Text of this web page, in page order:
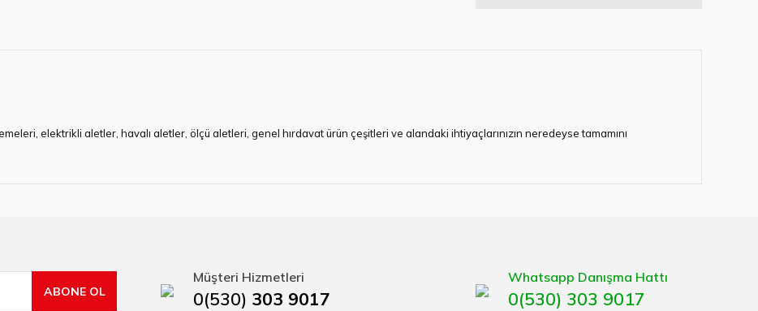
elektrikli aletler, havalı aletler, ölçü aletleri, genel hırdavat ürün çeşitleri ve alandaki ihtiyaçlarınızın neredeyse tamamını
boru kesiciler, çektirme, kablo makası, pürmüz, lazerli mesafe ölçme.
ABONE OL
Müşteri Hizmetleri
0(530) 303 9017
Whatsapp Danışma Hattı
0(530) 303 9017